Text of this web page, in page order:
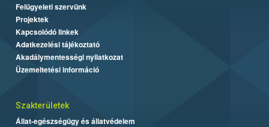
Felügyeleti szervünk
Projektek
Kapcsolódó linkek
Adatkezelési tájékoztató
Akadálymentességi nyilatkozat
Üzemeltetési információ
Szakterületek
Állat-egészségügy és állatvédelem